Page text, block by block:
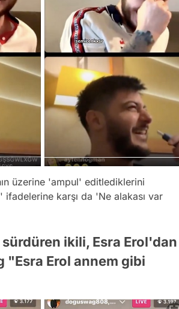
üzerine 'ampul' editlediklerini
karşı da 'Ne alakası var
sürdüren ikili, Esra Erol'dan
Erol annem gibi